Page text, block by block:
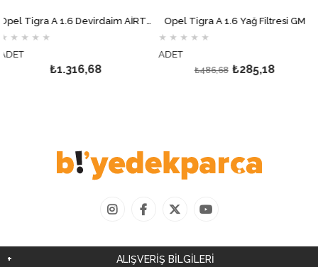
Opel Tigra A 1.6 Devirdaim AİRTEX
★ ★
₺1.316,68
Opel Tigra A 1.6 Yağ Filtresi GM
★ ★ ★
₺285,18
₺486,68
ALIŞVERİŞ BİLGİLERİ